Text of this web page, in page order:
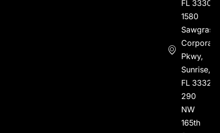
FL 33304
1580
Sawgrass
Corporate
Pkwy,
Sunrise,
FL 33323
290
NW
165th